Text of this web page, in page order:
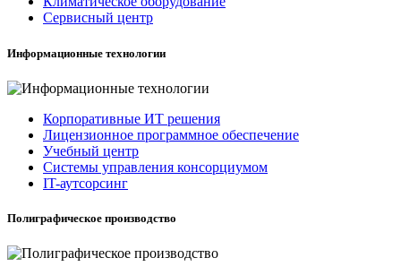
Сервисный центр
Информационные технологии
Корпоративные ИТ решения
Лицензионное программное обеспечение
Учебный центр
Системы управления консорциумом
IT-аутсорсинг
Полиграфическое производство